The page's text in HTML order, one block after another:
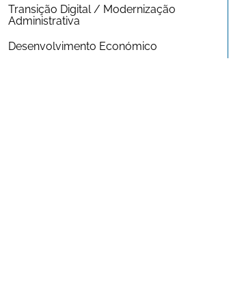
Transição Digital / Modernização
Administrativa
Desenvolvimento Económico